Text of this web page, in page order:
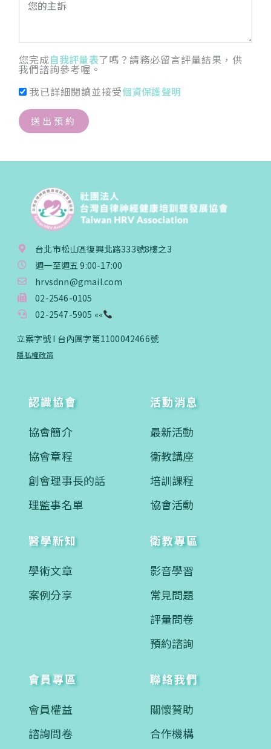
您完成自我評量表了嗎？請務必留言評量結果，供
我們諮詢參考喔。
我已詳細閱讀並接受個資保護聲明
送出預約
台北市松山區復興北路333號8樓之3
週一至週五 9:00-17:00
hrvsdnn@gmail.com
02-2546-0105
02-2547-5905 ««
立案字號 I 台內團字第1100042466號
隱私權政策
認識協會
協會簡介
協會章程
創會理事長的話
理監事名單
活動消息
最新活動
衛教講座
培訓課程
協會活動
醫學新知
學術文章
案例分享
衛教專區
影音學習
常見問題
評量問卷
預約諮詢
會員專區
會員權益
諮詢問卷
聯絡我們
關懷贊助
合作機構